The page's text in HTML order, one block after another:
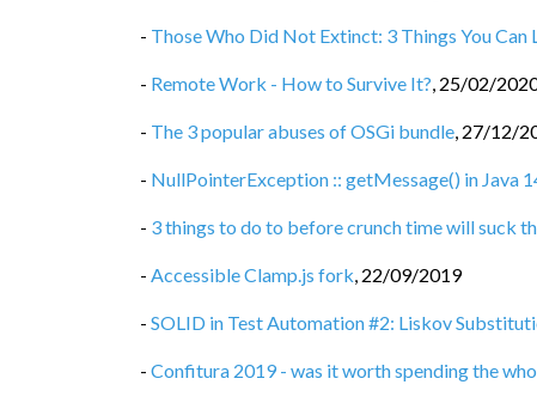
- Those Who Did Not Extinct: 3 Things You
- Remote Work - How to Survive It?, 25/02/
- The 3 popular abuses of OSGi bundle, 27/12/
- NullPointerException :: getMessage() in Java
- 3 things to do to before crunch time will suck
- Accessible Clamp.js fork, 22/09/2019
- SOLID in Test Automation #2: Liskov
- Confitura 2019 - was it worth spending the